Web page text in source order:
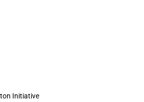
Initiative